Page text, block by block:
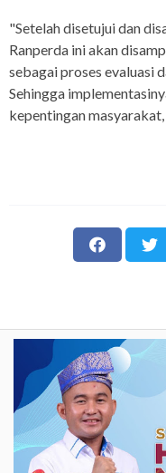
"Setelah disetujui dan
Ranperda ini akan
sebagai proses evaluasi
Sehingga
kepentingan